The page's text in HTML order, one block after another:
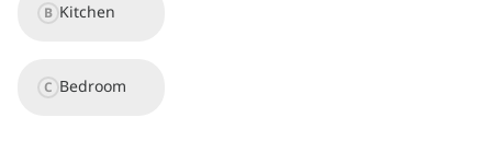
B Kitchen
C Bedroom